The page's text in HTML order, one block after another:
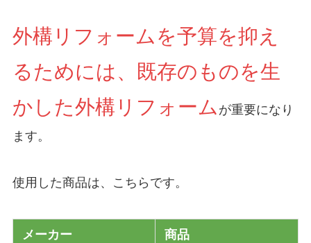
外構リフォームを予算を抑え
るためには、既存のものを生
かした外構リフォーム が重要になり
ます。
使用した商品は、こちらです。
メーカー 商品